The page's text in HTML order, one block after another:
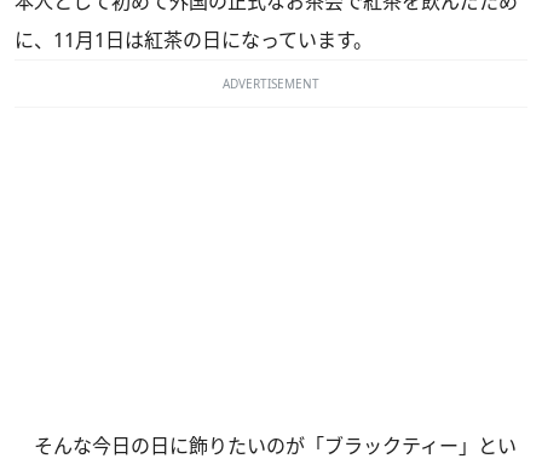
に、11月1日は紅茶の日になっています。
ADVERTISEMENT
そんな今日の日に飾りたいのが「ブラックティー」とい